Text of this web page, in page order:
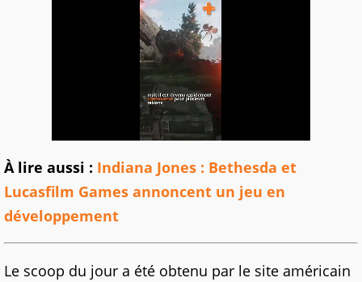
À lire aussi : Indiana Jones : Bethesda et
Lucasfilm Games annoncent un jeu en
développement
Le scoop du jour a été obtenu par le site américain